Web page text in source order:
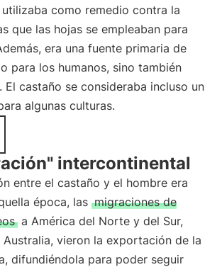
como remedio contra la
que las hojas se empleaban para
era una fuente primaria de
para los humanos, sino también
El castaño se consideraba incluso un
algunas culturas.
intercontinental
entre el castaño y el hombre era
época, las migraciones de
a América del Norte y del Sur,
vieron la exportación de la
difundiéndola para poder seguir